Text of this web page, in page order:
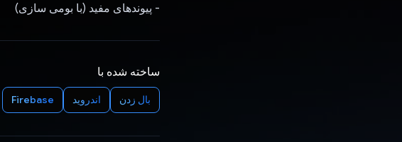
- پیوندهای مفید (با بومی سازی)
ساخته شده با
بال زدن اندروید Firebase